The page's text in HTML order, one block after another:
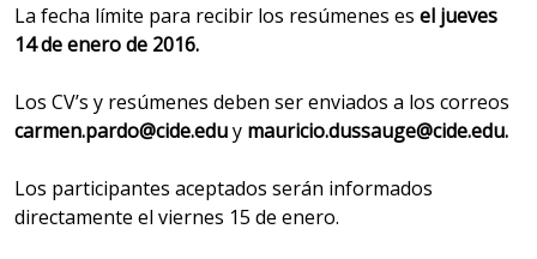
La fecha límite para recibir los resúmenes es el jueves
14 de enero de 2016.
Los CV’s y resúmenes deben ser enviados a los correos
carmen.pardo@cide.eduy mauricio.dussauge@cide.edu.
Los participantes aceptados serán informados
directamente el viernes 15 de enero.